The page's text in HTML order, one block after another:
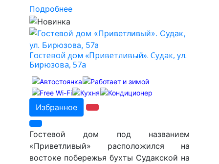
Подробнее
Гостевой дом «Приветливый». Судак, ул.
Бирюзова, 57а
Избранное
Гостевой дом под названием
«Приветливый» расположился на
востоке побережья бухты Судакской на